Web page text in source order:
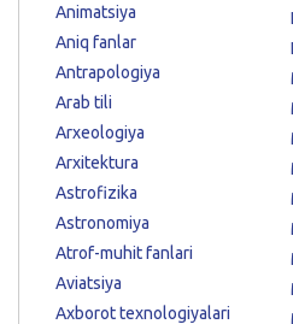
Animatsiya
Aniq fanlar
Antrapologiya
Arab tili
Arxeologiya
Arxitektura
Astrofizika
Astronomiya
Atrof-muhit fanlari
Aviatsiya
Axborot texnologiyalari